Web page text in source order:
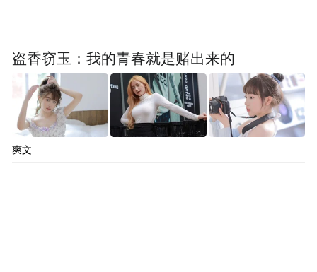
盗香窃玉：我的青春就是赌出来的
爽文